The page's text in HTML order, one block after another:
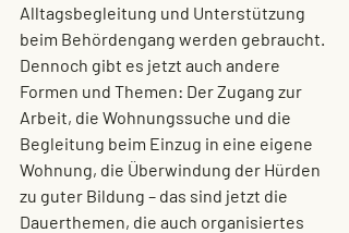
Alltagsbegleitung und Unterstützung
beim Behördengang werden gebraucht.
Dennoch gibt es jetzt auch andere
Formen und Themen: Der Zugang zur
Arbeit, die Wohnungssuche und die
Begleitung beim Einzug in eine eigene
Wohnung, die Überwindung der Hürden
zu guter Bildung – das sind jetzt die
Dauerthemen, die auch organisiertes